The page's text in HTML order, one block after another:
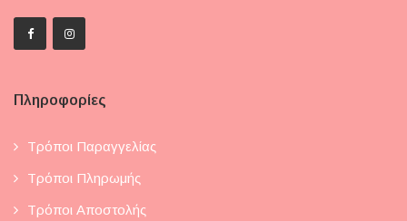
Πληροφορίες
Τρόποι Παραγγελίας
Τρόποι Πληρωμής
Τρόποι Αποστολής